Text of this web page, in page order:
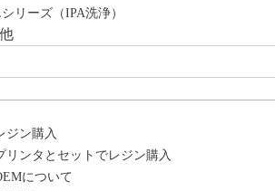
リーズ（IPA洗浄）
ジン購入
リンタとセットでレジン購入
について